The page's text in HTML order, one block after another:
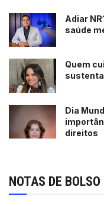
Adiar
saúde
Quem
sustenta
Dia
direitos
NOTAS DE BOLSO